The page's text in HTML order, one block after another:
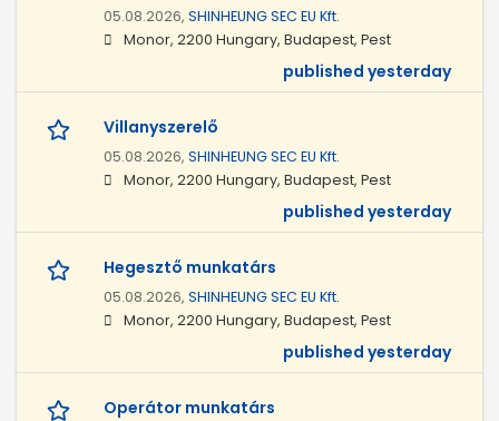
05.08.2026, SHINHEUNG SEC EU Kft.
Monor, 2200 Hungary, Budapest, Pest
published yesterday
Villanyszerelő
05.08.2026, SHINHEUNG SEC EU Kft.
Monor, 2200 Hungary, Budapest, Pest
published yesterday
Hegesztő munkatárs
05.08.2026, SHINHEUNG SEC EU Kft.
Monor, 2200 Hungary, Budapest, Pest
published yesterday
Operátor munkatárs